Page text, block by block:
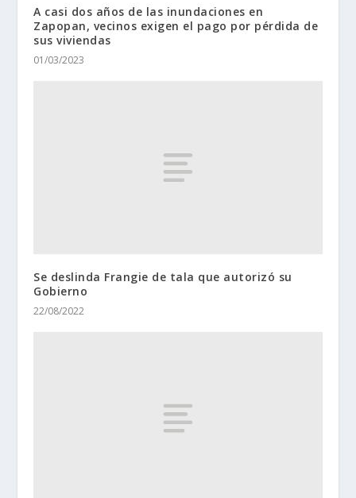
A casi dos años de las inundaciones en
Zapopan, vecinos exigen el pago por pérdida de
sus viviendas
01/03/2023
Se deslinda Frangie de tala que autorizó su
Gobierno
22/08/2022